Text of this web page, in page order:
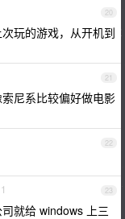
20
玩的游戏，从开机到
21
尼系比较偏好做电影
22
23
1
就给 windows 上三